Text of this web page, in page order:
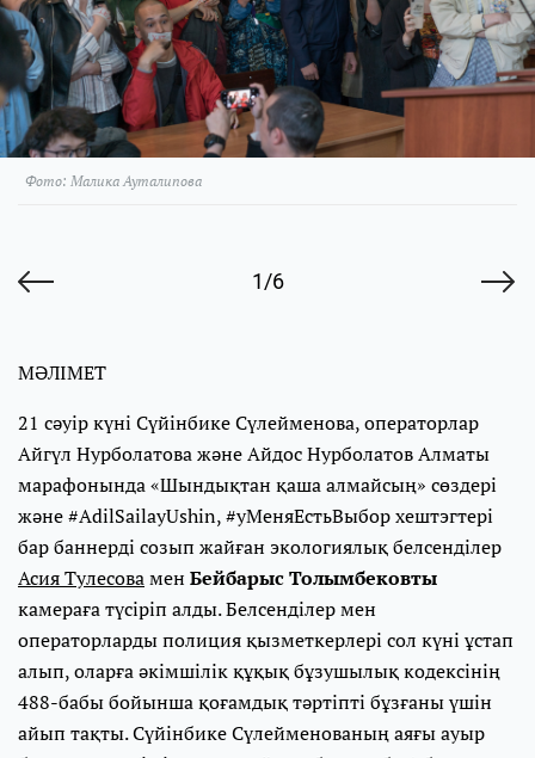
1/6
Фото: Малика Ауталипова
МӘЛІМЕТ
21 сәуір күні Сүйінбике Сүлейменова, операторлар
Айгүл Нурболатова және Айдос Нурболатов Алматы
марафонында «Шындықтан қаша алмайсың» сөздері
және #AdilSailayUshin, #уМеняЕстьВыбор хештэгтері
бар баннерді созып жайған экологиялық белсенділер
Асия Тулесовамен Бейбарыс Толымбековты
камераға түсіріп алды. Белсенділер мен
операторларды полиция қызметкерлері сол күні ұстап
алып, оларға әкімшілік құқық бұзушылық кодексінің
488-бабы бойынша қоғамдық тәртіпті бұзғаны үшін
айып тақты. Сүйінбике Сүлейменованың аяғы ауыр